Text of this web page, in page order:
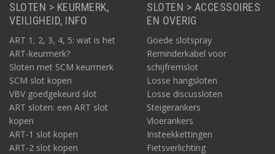
SLOTEN > KEURMERK,
VEILIGHEID, INFO
ART 1, 2, 3, 4, 5: wat is het
ART-keurmerk?
Sloten met SCM keurmerk
SCM slot kopen
VBV goedgekeurd slot
ART sloten: een ART slot
kopen
ART-1 slot kopen
ART-2 slot kopen
SLOTEN > ACCESSOIRES
EN OVERIG
Goede slotspray
Reminderkabel voor
schijfremslot
Losse hangsloten
Losse discussloten
Steigerankers
Vloerankers
Insteekkettingen
Fietsverlichting